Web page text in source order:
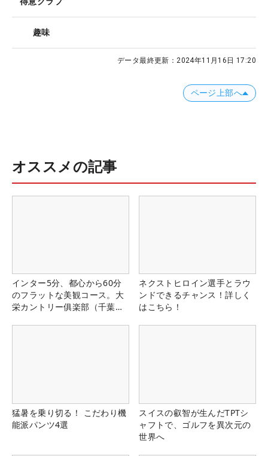
趣味
データ最終更新：2024年11月16日 17:20
ページ上部へ
オススメの記事
インター5分、都心から60分
のフラットな美観コース。大
栄カントリー俱楽部（千葉
ネクストヒロイン選手とラウ
ンドできるチャンス！詳しく
はこちら！
猛暑を乗り切る！ こだわり機
能派パンツ4選
スイスの叡智が生んだTPTシ
ャフトで、ゴルフを異次元の
世界へ